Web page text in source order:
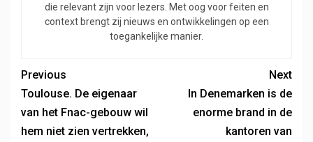
die relevant zijn voor lezers. Met oog voor feiten en
context brengt zij nieuws en ontwikkelingen op een
toegankelijke manier.
Previous
Toulouse. De eigenaar
van het Fnac-gebouw wil
hem niet zien vertrekken,
Next
In Denemarken is de
enorme brand in de
kantoren van